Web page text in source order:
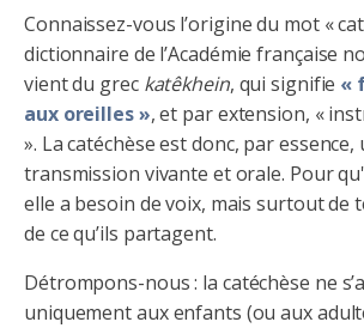
Connaissez-vous l’origine du mot «
dictionnaire de l’Académie française
vient du grec katêkhein, qui signifie «
aux oreilles », et par extension, «
». La catéchèse est donc, par essence,
transmission vivante et orale. Pour
elle a besoin de voix, mais surtout de
de ce qu’ils partagent.
Détrompons-nous : la catéchèse ne
uniquement aux enfants (ou aux